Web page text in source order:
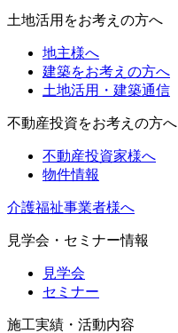
土地活用をお考えの方へ
地主様へ
建築をお考えの方へ
土地活用・建築通信
不動産投資をお考えの方へ
不動産投資家様へ
物件情報
介護福祉事業者様へ
見学会・セミナー情報
見学会
セミナー
施工実績・活動内容